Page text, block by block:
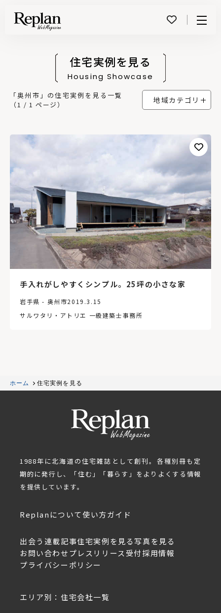
住宅実例を見る
Housing Showcase
「奥州市」の住宅実例を見る一覧
（1 / 1 ページ）
地域カテゴリ
手入れがしやすくシンプル。25坪の小さな家
岩手県 - 奥州市2019.3.15
サルワタリ・アトリエ 一級建築士事務所
ホーム 住宅実例を見る
1988年に北海道の住宅雑誌として創刊。各種別冊も定
期的に発行し、「住む」「暮らす」をよりよくする情報
を提供しています。
Replanについて使い方ガイド
出会う 連載記事住宅実例を見る写真を見る
お問い合わせ プレスリリース受付採用情報
プライバシーポリシー
エリア別：住宅会社一覧